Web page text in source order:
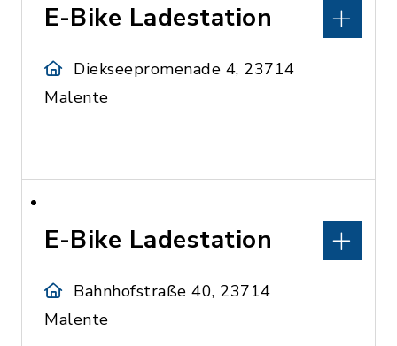
E-Bike Ladestation
Diekseepromenade 4, 23714
Malente
E-Bike Ladestation
Bahnhofstraße 40, 23714
Malente